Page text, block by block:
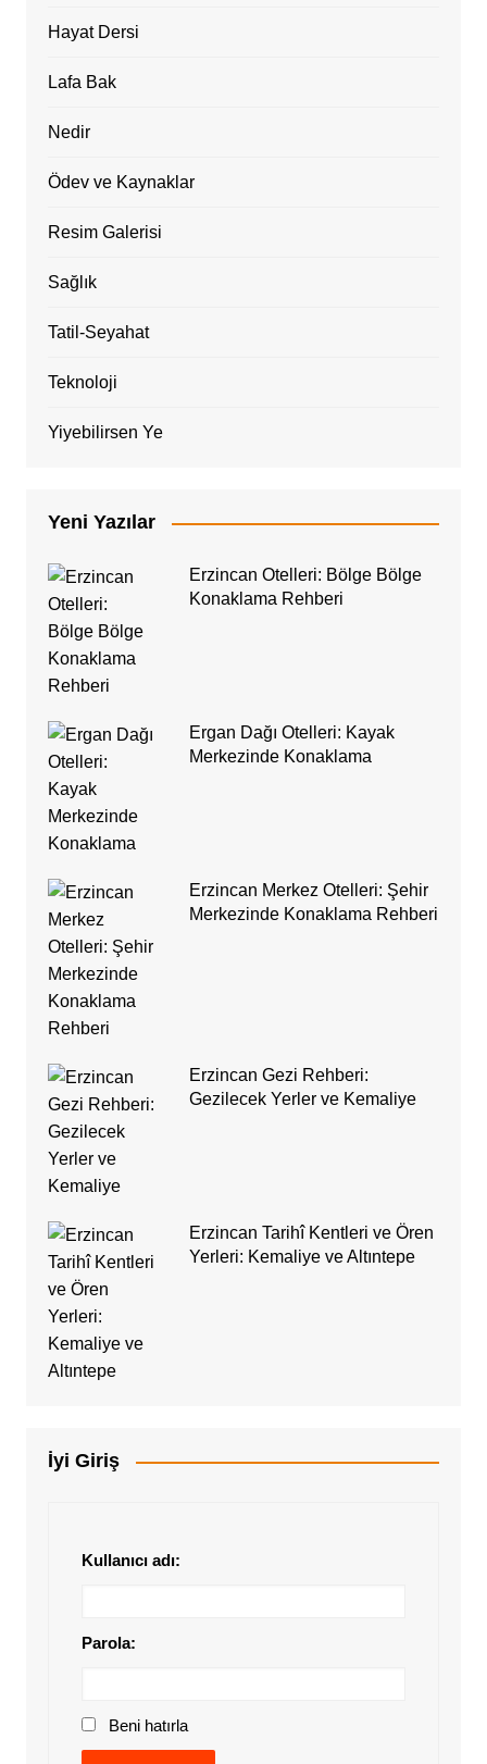
Hayat Dersi
Lafa Bak
Nedir
Ödev ve Kaynaklar
Resim Galerisi
Sağlık
Tatil-Seyahat
Teknoloji
Yiyebilirsen Ye
Yeni Yazılar
Erzincan Otelleri: Bölge Bölge
Konaklama Rehberi
Ergan Dağı Otelleri: Kayak
Merkezinde Konaklama
Erzincan Merkez Otelleri: Şehir
Merkezinde Konaklama Rehberi
Erzincan Gezi Rehberi:
Gezilecek Yerler ve Kemaliye
Erzincan Tarihî Kentleri ve Ören
Yerleri: Kemaliye ve Altıntepe
İyi Giriş
Kullanıcı adı:
Parola:
Beni hatırla